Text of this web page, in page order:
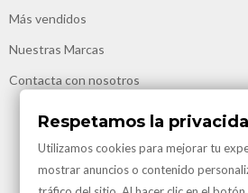
Más vendidos
Nuestras Marcas
Contacta con nosotros
Respetamos la
Utilizamos cookies para mejorar tu
mostrar anuncios o contenido